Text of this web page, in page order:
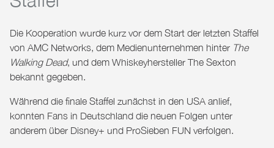
Die Kooperation wurde kurz vor dem Start der letzten Staffel
von AMC Networks, dem Medienunternehmen hinter The
Walking Dead, und dem Whiskeyhersteller The Sexton
bekannt gegeben.
Während die finale Staffel zunächst in den USA anlief,
konnten Fans in Deutschland die neuen Folgen unter
anderem über Disney+ und ProSieben FUN verfolgen.